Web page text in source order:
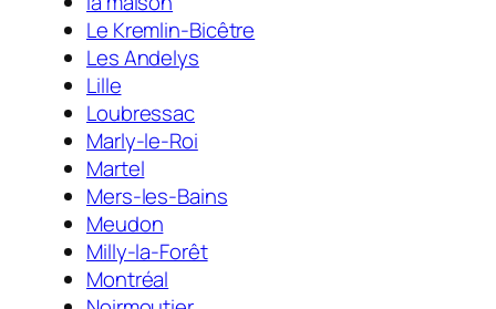
Le Kremlin-Bicêtre
Les Andelys
Lille
Loubressac
Marly-le-Roi
Martel
Mers-les-Bains
Meudon
Milly-la-Forêt
Montréal